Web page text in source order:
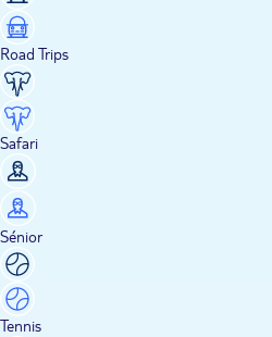
Road Trips
Safari
Sénior
Tennis